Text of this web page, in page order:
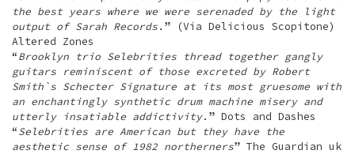
the best years where we were serenaded by the light
output of Sarah Records.” (Via Delicious Scopitone)
Altered Zones
“Brooklyn trio Selebrities thread together gangly
guitars reminiscent of those excreted by Robert
Smith`s Schecter Signature at its most gruesome with
an enchantingly synthetic drum machine misery and
utterly insatiable addictivity.” Dots and Dashes
“Selebrities are American but they have the
aesthetic sense of 1982 northerners” The Guardian uk